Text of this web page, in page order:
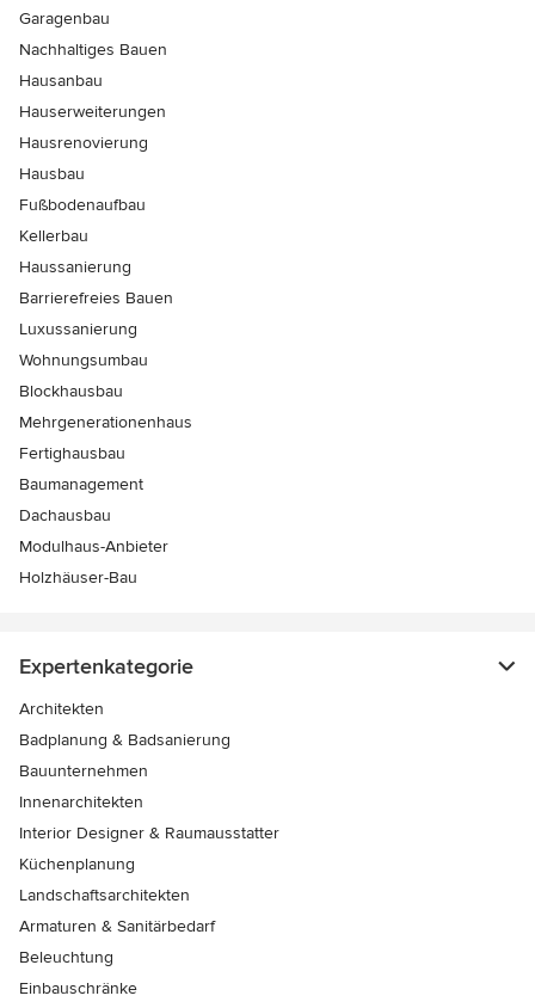
Garagenbau
Nachhaltiges Bauen
Hausanbau
Hauserweiterungen
Hausrenovierung
Hausbau
Fußbodenaufbau
Kellerbau
Haussanierung
Barrierefreies Bauen
Luxussanierung
Wohnungsumbau
Blockhausbau
Mehrgenerationenhaus
Fertighausbau
Baumanagement
Dachausbau
Modulhaus-Anbieter
Holzhäuser-Bau
Expertenkategorie
Architekten
Badplanung & Badsanierung
Bauunternehmen
Innenarchitekten
Interior Designer & Raumausstatter
Küchenplanung
Landschaftsarchitekten
Armaturen & Sanitärbedarf
Beleuchtung
Einbauschränke